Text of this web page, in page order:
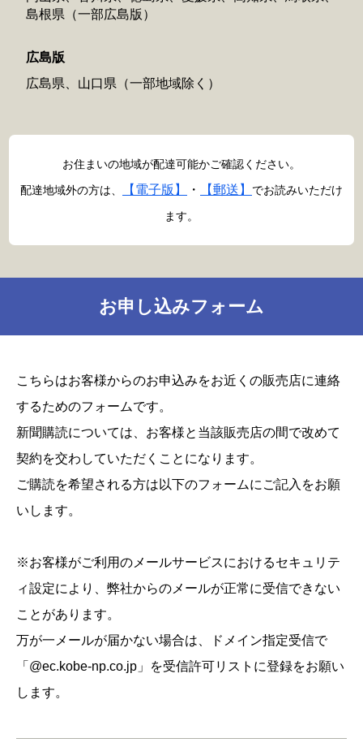
島根県（一部広島版）
広島版
広島県、山口県（一部地域除く）
お住まいの地域が配達可能かご確認ください。
配達地域外の方は、
【電子版】 ・ 【郵送】 でお読みいただけ
ます。
お申し込みフォーム
こちらはお客様からのお申込みをお近くの販売店に連絡
するためのフォームです。
新聞購読については、お客様と当該販売店の間で改めて
契約を交わしていただくことになります。
ご購読を希望される方は以下のフォームにご記入をお願
いします。
※お客様がご利用のメールサービスにおけるセキュリテ
ィ設定により、弊社からのメールが正常に受信できない
ことがあります。
万が一メールが届かない場合は、ドメイン指定受信で
「@ec.kobe-np.co.jp」を受信許可リストに登録をお願い
します。